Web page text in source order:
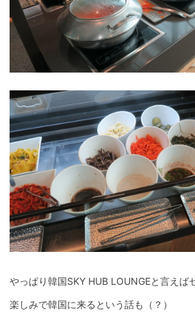
やっぱり韓国SKY HUB LOUNGEと言えば
楽しみで韓国に来るという話も（？）